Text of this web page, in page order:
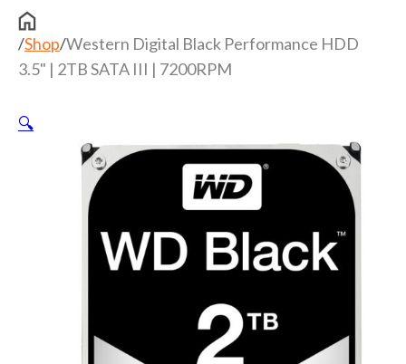
/Shop/Western Digital Black Performance HDD
3.5" | 2TB SATA III | 7200RPM
🔍